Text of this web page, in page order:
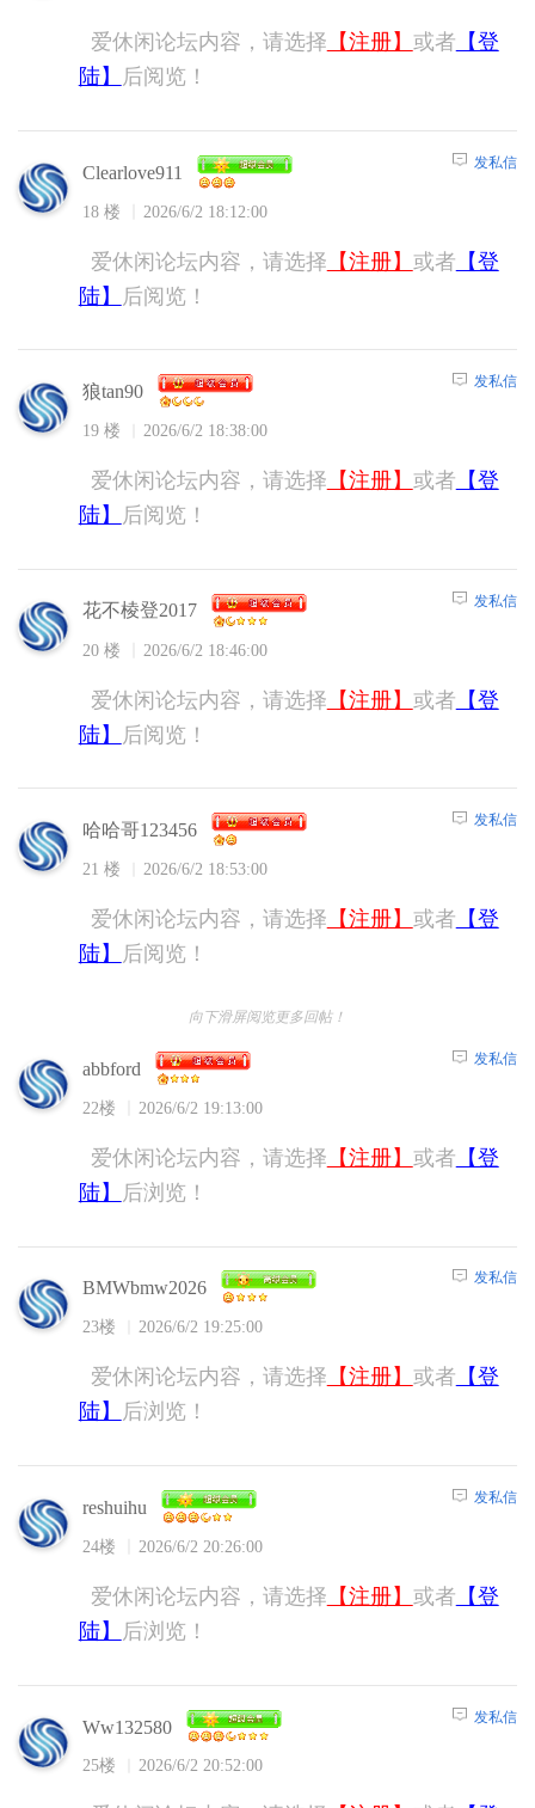
爱休闲论坛内容，请选择 【注册】 或者 【登
陆】
后阅览！
Clearlove911
18 楼 2026/6/2 18:12:00
发私信
爱休闲论坛内容，请选择 【注册】 或者 【登
陆】
后阅览！
狼tan90
19 楼 2026/6/2 18:38:00
发私信
爱休闲论坛内容，请选择 【注册】 或者 【登
陆】
后阅览！
花不棱登2017
20 楼 2026/6/2 18:46:00
发私信
爱休闲论坛内容，请选择 【注册】 或者 【登
陆】
后阅览！
哈哈哥123456
21 楼 2026/6/2 18:53:00
发私信
爱休闲论坛内容，请选择 【注册】 或者 【登
陆】
后阅览！
向下滑屏阅览更多回帖！
abbford
22楼 2026/6/2 19:13:00
发私信
爱休闲论坛内容，请选择 【注册】 或者 【登
陆】
后浏览！
BMWbmw2026
23楼 2026/6/2 19:25:00
发私信
爱休闲论坛内容，请选择 【注册】 或者 【登
陆】
后浏览！
reshuihu
24楼 2026/6/2 20:26:00
发私信
爱休闲论坛内容，请选择 【注册】 或者 【登
陆】
后浏览！
Ww132580
25楼 2026/6/2 20:52:00
发私信